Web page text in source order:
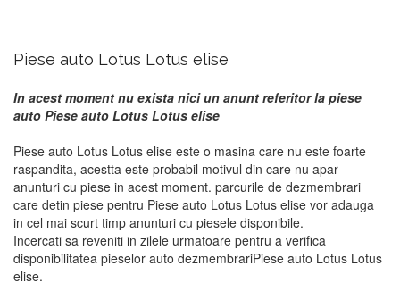
Piese auto Lotus Lotus elise
In acest moment nu exista nici un anunt referitor la piese
auto Piese auto Lotus Lotus elise
Piese auto Lotus Lotus elise este o masina care nu este foarte
raspandita, acestta este probabil motivul din care nu apar
anunturi cu piese in acest moment. parcurile de dezmembrari
care detin piese pentru Piese auto Lotus Lotus elise vor adauga
in cel mai scurt timp anunturi cu piesele disponibile.
Incercati sa reveniti in zilele urmatoare pentru a verifica
disponibilitatea pieselor auto dezmembrariPiese auto Lotus Lotus
elise.